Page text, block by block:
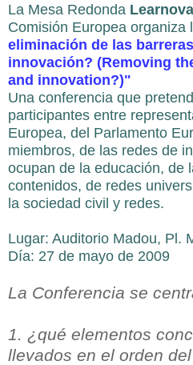
La Mesa Redonda
Comisión Europea organiza
eliminación de las
innovación? (Removing
and innovation?)"
Una conferencia que
participantes entre
Europea, del Parlamento
miembros, de las redes de
ocupan de la educación, de
contenidos, de redes
la sociedad civil y redes.
Lugar: Auditorio Madou, Pl.
Día: 27 de mayo de 2009
La Conferencia se
1. ¿qué elementos
llevados en el orden